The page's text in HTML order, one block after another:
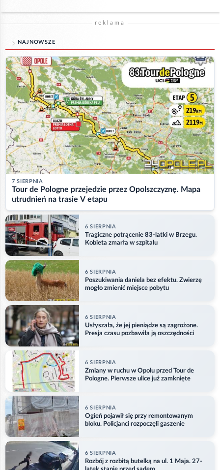
reklama
NAJNOWSZE
7 SIERPNIA
Tour de Pologne przejedzie przez Opolszczyznę. Mapa
utrudnień na trasie V etapu
6 SIERPNIA
Tragiczne potrącenie 83-latki w Brzegu.
Kobieta zmarła w szpitalu
6 SIERPNIA
Poszukiwania daniela bez efektu. Zwierzę
mogło zmienić miejsce pobytu
6 SIERPNIA
Usłyszała, że jej pieniądze są zagrożone.
Presja czasu pozbawiła ją oszczędności
6 SIERPNIA
Zmiany w ruchu w Opolu przed Tour de
Pologne. Pierwsze ulice już zamknięte
6 SIERPNIA
Ogień pojawił się przy remontowanym
bloku. Policjanci rozpoczęli gaszenie
6 SIERPNIA
Rozbój z rozbitą butelką na ul. 1 Maja. 27-